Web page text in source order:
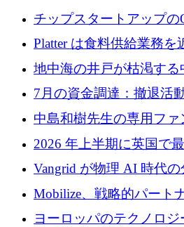
チップスタートアップの
ルを調達、Mobilizeが投
月の資金調達を詳しく調
Platter は食料供給業務を
Verb Ventures から追加資
地中海の井戸が枯渇す
は空気から飲料水を作る
7月の資金調達：撤退活
の新興企業が86億ユーロ
中島和樹先生の専用フ
い評価を得ています！
年を記念して、受講生
されました！
2026 年上半期に英国で
ノロジー企業
Vangrid が物理 AI 時代
ジェンス ネットワークを
万ドルのシードを調達
Mobilize、戦略的パート
信ソフトウェア会社を拡
ヨーロッパのテクノロ